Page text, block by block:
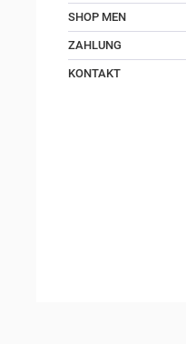
SHOP MEN
ZAHLUNG
KONTAKT